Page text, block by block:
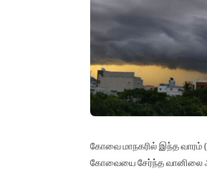
கோவை மாநகரில் இந்த வாரம்
கோவையை சேர்ந்த வானிலை